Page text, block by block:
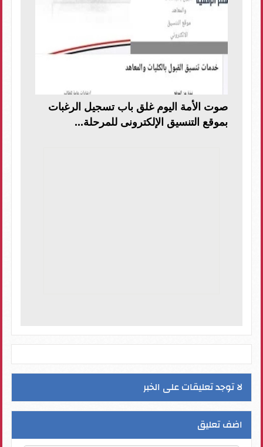
صوت الأمة اليوم غلق باب تسجيل الرغبات
بموقع التنسيق الإلكترونى للمرحلة...
لا توجد تعليقات على الخبر
اضف تعليق